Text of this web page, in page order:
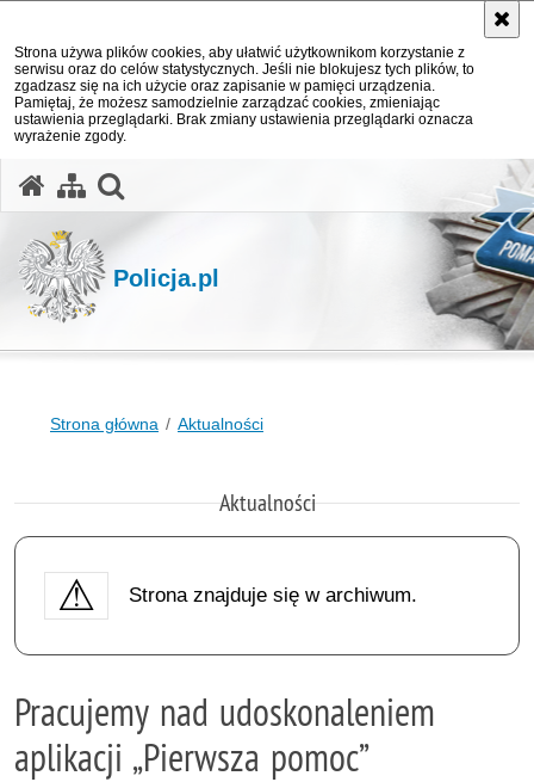
Strona używa plików cookies, aby ułatwić użytkownikom korzystanie z
serwisu oraz do celów statystycznych. Jeśli nie blokujesz tych plików, to
zgadzasz się na ich użycie oraz zapisanie w pamięci urządzenia.
Pamiętaj, że możesz samodzielnie zarządzać cookies, zmieniając
ustawienia przeglądarki. Brak zmiany ustawienia przeglądarki oznacza
wyrażenie zgody.
Policja.pl
Strona główna Aktualności
Aktualności
Strona znajduje się w archiwum.
Pracujemy nad udoskonaleniem
aplikacji „Pierwsza pomoc”